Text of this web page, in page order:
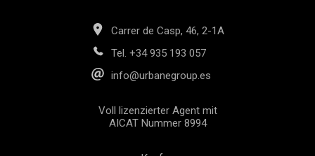
Carrer de Casp, 46, 2-1A
Tel. +34 935 193 057
info@urbanegroup.es
Voll lizenzierter Agent mit
AICAT Nummer 8994